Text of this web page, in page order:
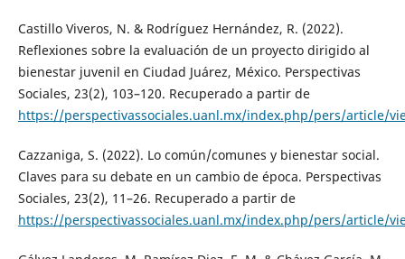
Castillo Viveros, N. & Rodríguez Hernández, R. (2022).
Reflexiones sobre la evaluación de un proyecto dirigido al
bienestar juvenil en Ciudad Juárez, México. Perspectivas
Sociales, 23(2), 103–120. Recuperado a partir de
https://perspectivassociales.uanl.mx/index.php/pers/article/
Cazzaniga, S. (2022). Lo común/comunes y bienestar social.
Claves para su debate en un cambio de época. Perspectivas
Sociales, 23(2), 11–26. Recuperado a partir de
https://perspectivassociales.uanl.mx/index.php/pers/article/